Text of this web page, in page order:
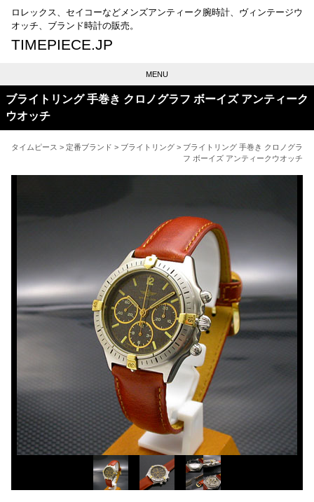
ロレックス、セイコーなどメンズアンティーク腕時計、ヴィンテージウ
オッチ、ブランド時計の販売。
TIMEPIECE.JP
MENU
ブライトリング 手巻き クロノグラフ ボーイズ アンティーク
ウオッチ
タイムピース > 定番ブランド > ブライトリング > ブライトリング 手巻き クロノグラ
フ ボーイズ アンティークウオッチ